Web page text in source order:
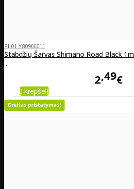
PL01-Y80900011
Stabdžių Šarvas Shimano Road Black 1m
..
2 49€
Į krepšelį